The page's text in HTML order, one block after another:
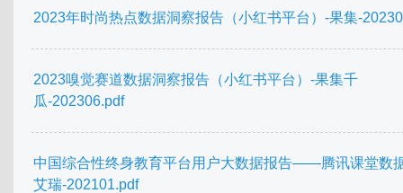
2023年时尚热点数据洞察报告（小红书平台）-果集-
2023嗅觉赛道数据洞察报告（小红书平台）-果集千
瓜-202306.pdf
中国综合性终身教育平台用户大数据报告——腾讯课堂数
艾瑞-202101.pdf